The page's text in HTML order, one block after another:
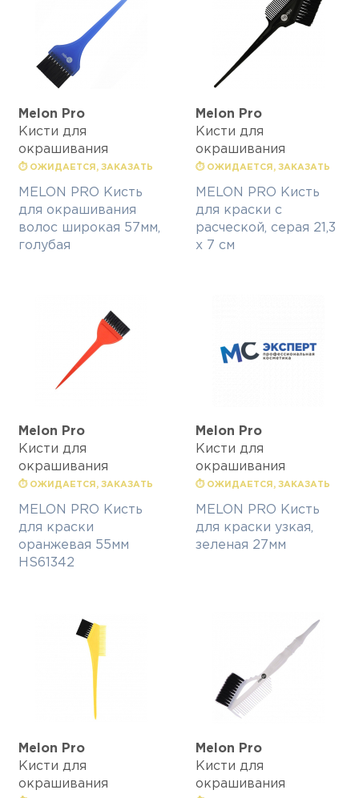
Melon Pro
Кисти для
окрашивания
⏱ ОЖИДАЕТСЯ, ЗАКАЗАТЬ
MELON PRO Кисть
для окрашивания
волос широкая 57мм,
голубая
Melon Pro
Кисти для
окрашивания
⏱ ОЖИДАЕТСЯ, ЗАКАЗАТЬ
MELON PRO Кисть
для краски с
расческой, серая 21,3
х 7 см
Melon Pro
Кисти для
окрашивания
⏱ ОЖИДАЕТСЯ, ЗАКАЗАТЬ
MELON PRO Кисть
для краски
оранжевая 55мм
HS61342
Melon Pro
Кисти для
окрашивания
⏱ ОЖИДАЕТСЯ, ЗАКАЗАТЬ
MELON PRO Кисть
для краски узкая,
зеленая 27мм
Melon Pro
Кисти для
окрашивания
Melon Pro
Кисти для
окрашивания